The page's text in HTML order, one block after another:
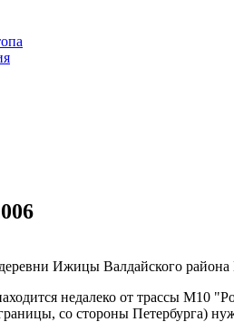
Ижицы Валдайского
недалеко от трассы М10
со стороны Петербурга)